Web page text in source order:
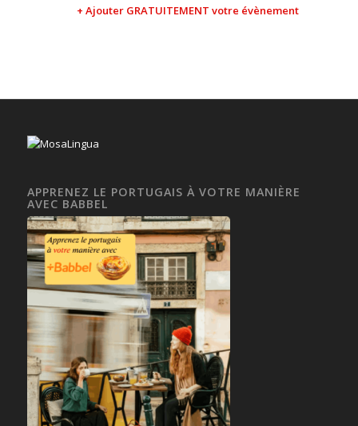
+ Ajouter GRATUITEMENT votre évènement
APPRENEZ LE PORTUGAIS À VOTRE MANIÈRE
AVEC BABBEL